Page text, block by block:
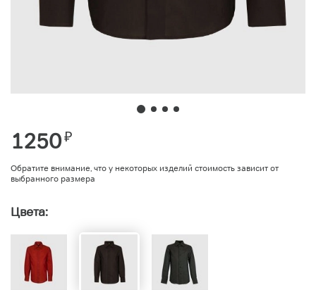
1250₽
Обратите внимание, что у некоторых изделий стоимость зависит от
выбранного размера
Цвета: